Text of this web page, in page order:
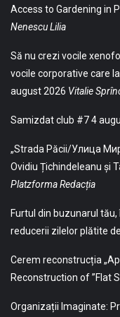
Access to Gardening in
Nenescu Lilia
Să nu crezi vocile
vocile corporative care
august 2026 Vitalie
Samizdat club #74
„Strada Păcii/Улица
Ovidiu Țichindeleanu și
Platzforma Redacția
Furtul din buzunarul
reducerii zilelor plătite
Cerem reconstrucția
Reconstruction of ”Flat
Organizații Imaginate: